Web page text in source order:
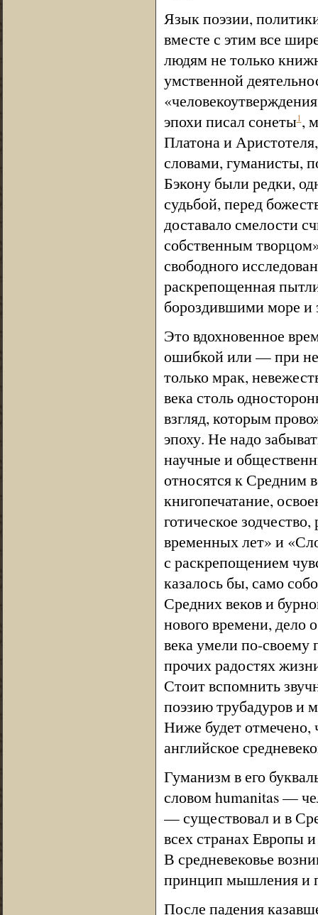
Язык поэзии,
вместе с этим все
людям не только
умственной
эпохи писал сонеты1,
Платона и
словами, гуманисты,
Бэкону были редки,
судьбой, перед
доставало смелости
собственным
свободного
раскрепощенная
бороздившими море и
Это вдохновенное
ошибкой или — при
только мрак,
века столь
взгляд, которым
эпоху. Не надо
научные и
относятся к Средним
книгопечатание,
готическое
временных лет» и
с раскрепощением
казалось бы, само
Средних веков и
нового времени, дело
века умели по-своему
прочих радостях
Стоит вспомнить
поэзию трубадуров и
Ниже будет отмечено,
английское
Гуманизм в его
словом humanitas —
— существовал и в
всех странах Европы
В средневековье
принцип мышления и
После падения